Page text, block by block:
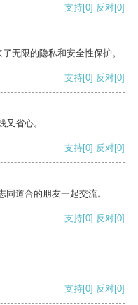
支持[0] 反对[0]
无限的隐私和安全性保护。
支持[0] 反对[0]
省心。
支持[0] 反对[0]
道合的朋友一起交流。
支持[0] 反对[0]
支持[0] 反对[0]